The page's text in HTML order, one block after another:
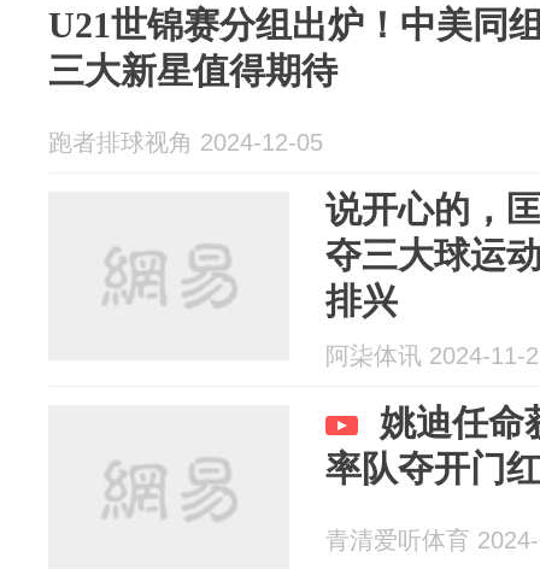
U21世锦赛分组出炉！中美同
三大新星值得期待
跑者排球视角 2024-12-05
说开心的，
夺三大球运
排兴
阿柒体讯 2024-11-
姚迪任命
率队夺开门
青清爱听体育